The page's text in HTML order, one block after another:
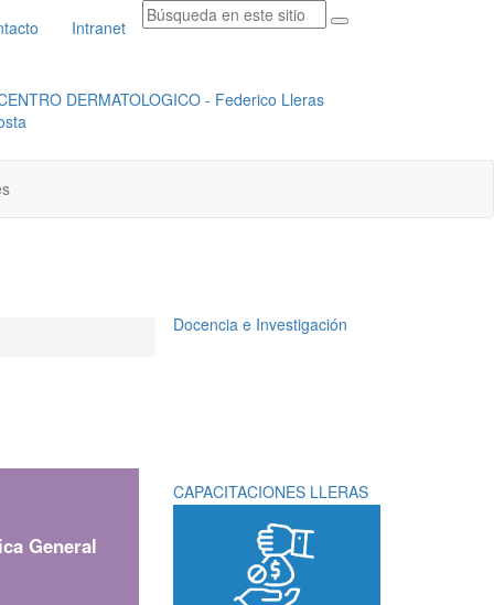
Intranet
General
INSTITUCIONAL
Docencia e Investigación
CAPACITACIONES LLERAS